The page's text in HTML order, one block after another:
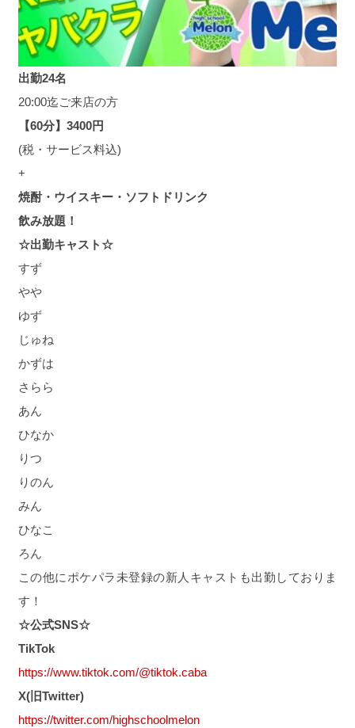
出勤24名
20:00迄ご来店の方
【60分】3400円
(税・サービス料込)
+
焼酎・ウイスキー・ソフトドリンク
飲み放題！
☆出勤キャスト☆
すず
やや
ゆず
じゅね
かずは
さらら
あん
ひなか
りつ
りのん
みん
ひなこ
ろん
この他にポケパラ未登録の新人キャストも出勤しておりま
す！
☆公式SNS☆
TikTok
https://www.tiktok.com/@tiktok.caba
X(旧Twitter)
https://twitter.com/highschoolmelon